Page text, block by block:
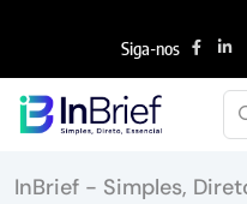
Siga-nos
InBrief - Simples,